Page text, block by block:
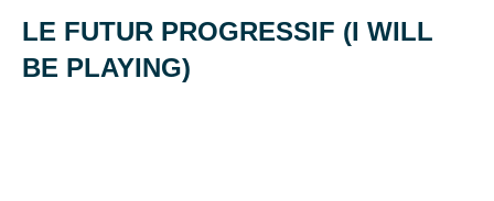
LE FUTUR PROGRESSIF (I WILL
BE PLAYING)